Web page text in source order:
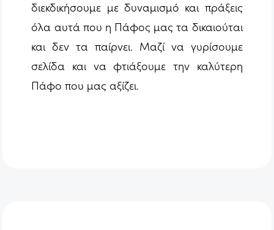
διεκδικήσουμε με δυναμισμό και πράξεις
όλα αυτά που η Πάφος μας τα δικαιούται
και δεν τα παίρνει. Μαζί να γυρίσουμε
σελίδα και να φτιάξουμε την καλύτερη
Πάφο που μας αξίζει.